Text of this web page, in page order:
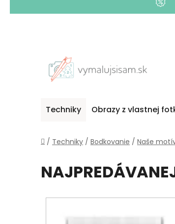
Techniky Obrazy z vlastnej
Domov
/ Techniky / Bodkovanie / Naše